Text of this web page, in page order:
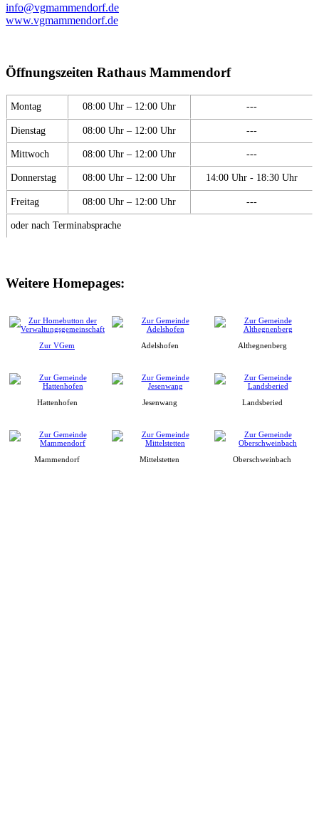
info@vgmammendorf.de
www.vgmammendorf.de
Öffnungszeiten Rathaus Mammendorf
Montag 08:00 Uhr – 12:00 Uhr ---
Dienstag 08:00 Uhr – 12:00 Uhr ---
Mittwoch 08:00 Uhr – 12:00 Uhr ---
Donnerstag 08:00 Uhr – 12:00 Uhr 14:00 Uhr - 18:30 Uhr
Freitag 08:00 Uhr – 12:00 Uhr ---
oder nach Terminabsprache
Weitere Homepages:
Zur VGem Adelshofen Althegnenberg
Hattenhofen Jesenwang Landsberied
Mammendorf Mittelstetten Oberschweinbach